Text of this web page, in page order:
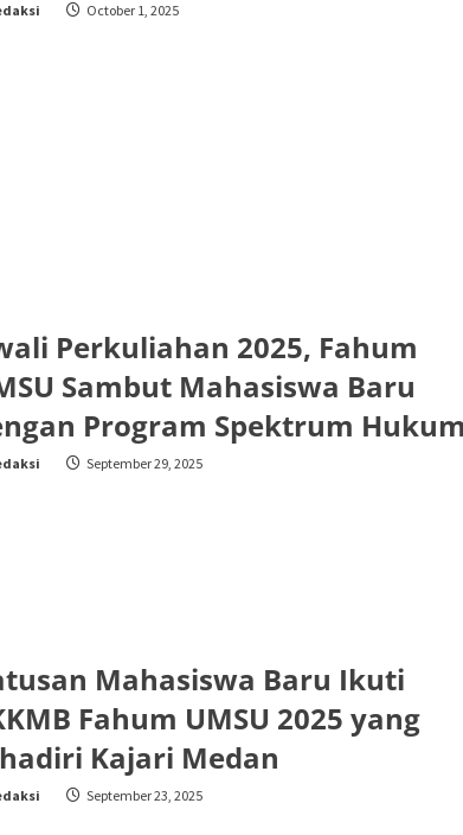
October 1, 2025
Perkuliahan 2025, Fahum
Sambut Mahasiswa Baru
Program Spektrum
September 29, 2025
Mahasiswa Baru Ikuti
Fahum UMSU 2025 yang
Kajari Medan
September 23, 2025